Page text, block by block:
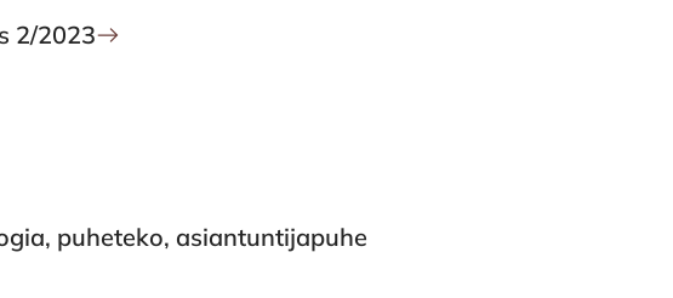
2/2023
puheteko, asiantuntijapuhe